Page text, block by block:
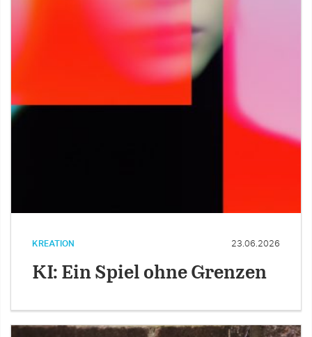
KREATION 23.06.2026
KI: Ein Spiel ohne Grenzen